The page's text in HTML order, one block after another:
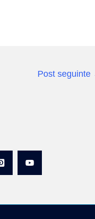
Post seguinte